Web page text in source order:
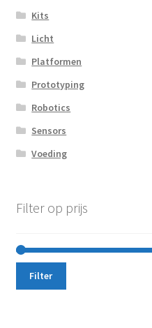
Kits
Licht
Platformen
Prototyping
Robotics
Sensors
Voeding
Filter op prijs
Filter